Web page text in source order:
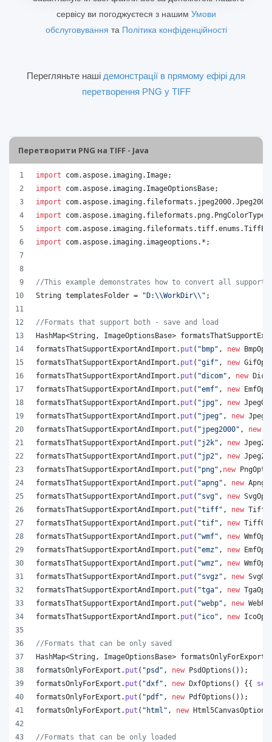
сервісу ви погоджуєтеся з нашим Умови
обслуговування та Політика конфіденційності
Перегляньте наші демонстрації в прямому ефірі для
перетворення PNG у TIFF
Перетворити PNG на TIFF - Java
import com.aspose. imaging. Image;
import
com.aspose. imaging. ImageOptionsBase;
import
com.aspose. imaging. fileformats . jpeg2000.
import
com.aspose. imaging. fileformats . png. PngColorType
import
com.aspose. imaging. fileformats .tiff.enums .
import
com.aspose. imaging. imageoptions .*;
//This example demonstrates how to convert all
String templatesFolder = "D:\\WorkDir\\ " ;
//Formats that support both - save and load
HashMap<String , ImageOptionsBase>
formatsThatSupportExportAndImport . put ( "bmp" , new
formatsThatSupportExportAndImport . put ( "gif" , new
formatsThatSupportExportAndImport . put ( "dicom" , new
formatsThatSupportExportAndImport . put ( "emf" , new
formatsThatSupportExportAndImport . put ( "jpg" , new
formatsThatSupportExportAndImport . put ( "jpeg" , new
formatsThatSupportExportAndImport . put ( "jpeg2000" , new
formatsThatSupportExportAndImport . put ( "j2k" , new
formatsThatSupportExportAndImport . put ( "jp2" , new
formatsThatSupportExportAndImport . put ( "png" , new
formatsThatSupportExportAndImport . put ( "apng" , new
formatsThatSupportExportAndImport . put ( "svg" , new
formatsThatSupportExportAndImport . put ( "tiff" , new
formatsThatSupportExportAndImport . put ( "tif" , new
formatsThatSupportExportAndImport . put ( "wmf" , new
formatsThatSupportExportAndImport . put ( "emz" , new
formatsThatSupportExportAndImport . put ( "wmz" , new
formatsThatSupportExportAndImport . put ( "svgz" , new
formatsThatSupportExportAndImport . put ( "tga" , new
formatsThatSupportExportAndImport . put ( "webp" , new
formatsThatSupportExportAndImport . put ( "ico" , new
//Formats that can be only saved
HashMap<String , ImageOptionsBase> formatsOnlyForExport
formatsOnlyForExport . put ( "psd" , new PsdOptions ());
formatsOnlyForExport . put ( "dxf" , new DxfOptions () {{
formatsOnlyForExport . put ( "pdf" , new PdfOptions ());
formatsOnlyForExport . put ( "html" , new Html5CanvasOptions
//Formats that can be only loaded